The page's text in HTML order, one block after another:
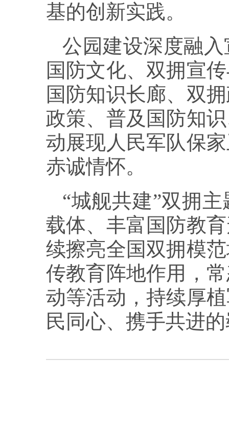
基的创新实践。
公园建设深度融
国防文化、双拥宣
国防知识长廊、双
政策、普及国防知
动展现人民军队保
赤诚情怀。
“城舰共建”双拥
载体、丰富国防教
续擦亮全国双拥模
传教育阵地作用，
动等活动，持续厚
民同心、携手共进